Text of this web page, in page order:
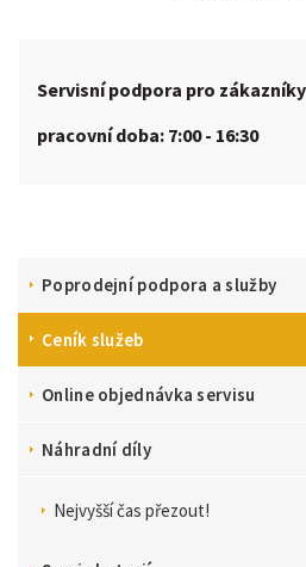
Servisní podpora pro
pracovní doba: 7:00 - 16:30
Poprodejní podpora a služby
Ceník služeb
Online objednávka servisu
Náhradní díly
Nejvyšší čas přezout!